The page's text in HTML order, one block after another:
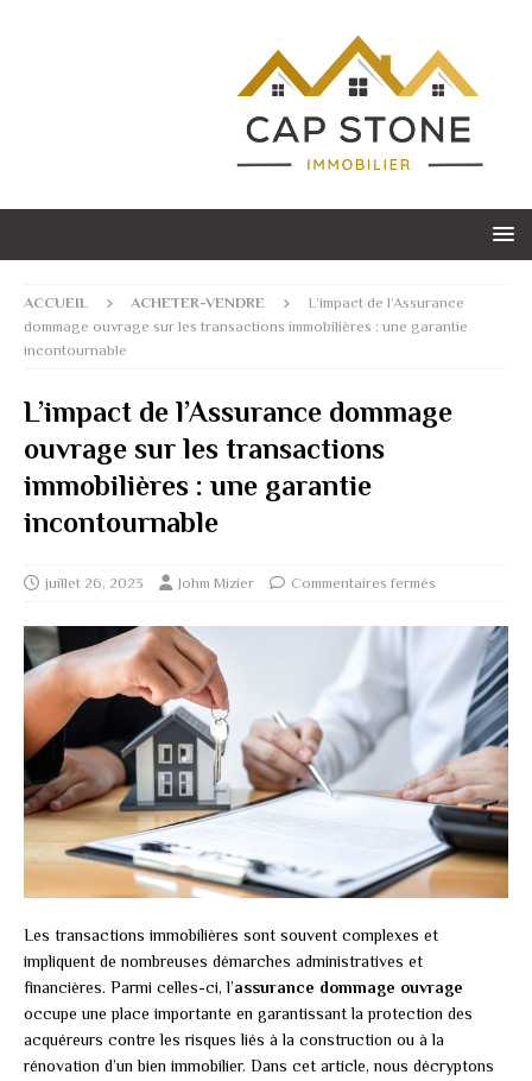
ACCUEIL ACHETER-VENDRE
L’impact de l’Assurance
dommage ouvrage sur les transactions immobilières : une garantie
incontournable
L’impact de l’Assurance dommage
ouvrage sur les transactions
immobilières : une garantie
incontournable
juillet 26, 2023 Johm Mizier Commentaires fermés
Les transactions immobilières sont souvent complexes et
impliquent de nombreuses démarches administratives et
financières. Parmi celles-ci, l’assurance dommage ouvrage
occupe une place importante en garantissant la protection des
acquéreurs contre les risques liés à la construction ou à la
rénovation d’un bien immobilier. Dans cet article, nous décryptons